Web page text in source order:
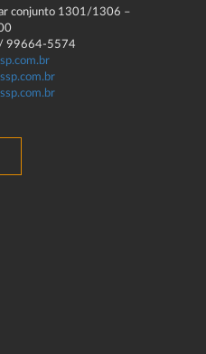
conjunto 1301/1306 –
99664-5574